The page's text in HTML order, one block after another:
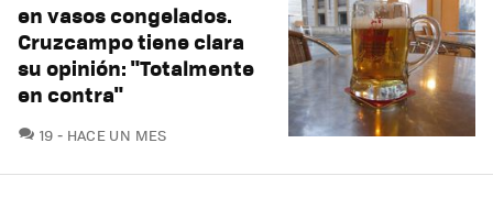
en vasos congelados.
Cruzcampo tiene clara
su opinión: "Totalmente
en contra"
19 COMENTARIOS
HACE UN MES